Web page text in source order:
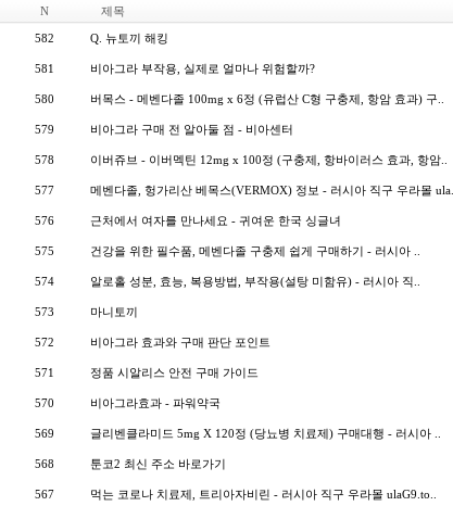
N 제목
582 Q. 뉴토끼 해킹
581 비아그라 부작용, 실제로 얼마나 위험할까?
580 버목스 - 메벤다졸 100mg x 6정 (유럽산 C형 구충제, 항암 효과) 구..
579 비아그라 구매 전 알아둘 점 - 비아센터
578 이버쥬브 - 이버멕틴 12mg x 100정 (구충제, 항바이러스 효과, 항암..
577 메벤다졸, 헝가리산 베목스(VERMOX) 정보 - 러시아 직구 우라몰 ula..
576 근처에서 여자를 만나세요 - 귀여운 한국 싱글녀
575 건강을 위한 필수품, 메벤다졸 구충제 쉽게 구매하기 - 러시아 ..
574 알로홀 성분, 효능, 복용방법, 부작용(설탕 미함유) - 러시아 직..
573 마니토끼
572 비아그라 효과와 구매 판단 포인트
571 정품 시알리스 안전 구매 가이드
570 비아그라효과 - 파워약국
569 글리벤클라미드 5mg X 120정 (당뇨병 치료제) 구매대행 - 러시아 ..
568 툰코2 최신 주소 바로가기
567 먹는 코로나 치료제, 트리아자비린 - 러시아 직구 우라몰 ulaG9.to..